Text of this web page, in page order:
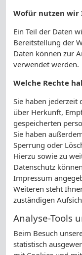
Wofür nutzen wir
Ein Teil der Daten
Bereitstellung der
Daten können zur
verwendet werden.
Welche Rechte
Sie haben jederzeit
über Herkunft,
gespeicherten
Sie haben
Sperrung oder
Hierzu sowie zu
Datenschutz
Impressum
Weiteren steht
zuständigen
Analyse-Tools
Beim Besuch
statistisch